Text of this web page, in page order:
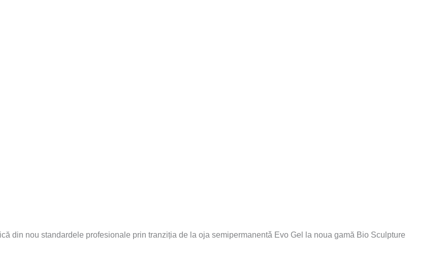
din nou standardele profesionale prin tranziția de la oja semipermanentǎ Evo Gel la noua gamă Bio Sculpture